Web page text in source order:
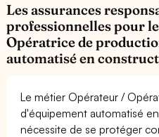
Les assurances
professionnelles pour
Opératrice de
automatisé en
Le métier Opérateur /
d'équipement automatisé
nécessite de se protéger